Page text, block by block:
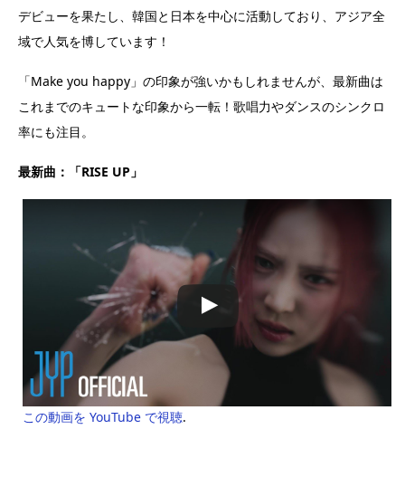
デビューを果たし、韓国と日本を中心に活動しており、アジア全
域で人気を博しています！
「Make you happy」の印象が強いかもしれませんが、最新曲は
これまでのキュートな印象から一転！歌唱力やダンスのシンクロ
率にも注目。
最新曲：「RISE UP」
この動画を YouTube で視聴.